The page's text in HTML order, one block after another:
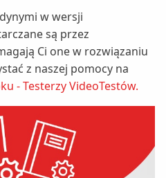
w wersji
są przez
Ci one w rozwiązaniu
z naszej pomocy na
- Testerzy VideoTestów.